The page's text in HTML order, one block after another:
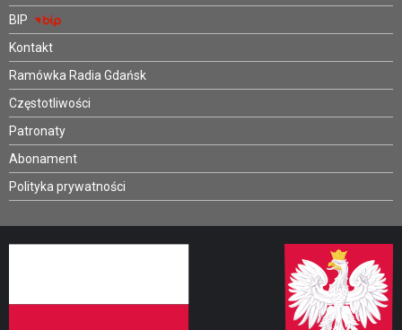
BIP
Kontakt
Ramówka Radia Gdańsk
Częstotliwości
Patronaty
Abonament
Polityka prywatności